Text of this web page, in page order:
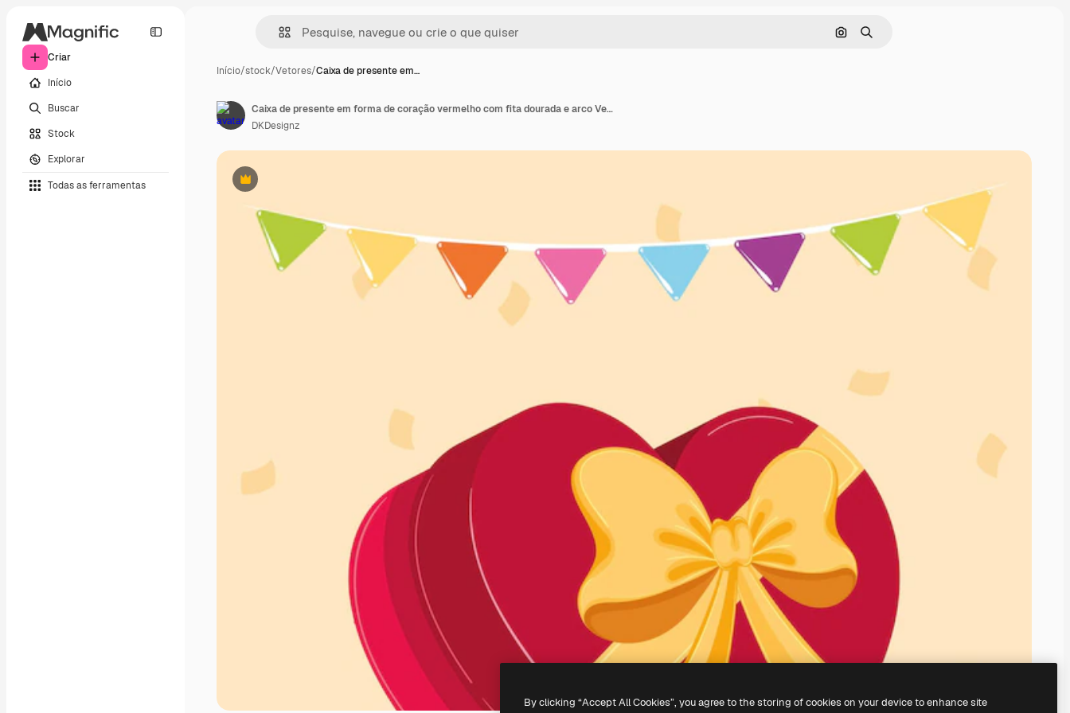
Criar
Início
Buscar
Stock
Explorar
Todas as ferramentas
Pesquisar por imagem
Buscar
Início/stock/Vetores/Caixa de presente em…
Premium
Caixa de presente em forma de coração vermelho com fita dourada e arco Vector
DKDesignz
By clicking “Accept All Cookies”, you agree to the storing of cookies on your device to enhance site